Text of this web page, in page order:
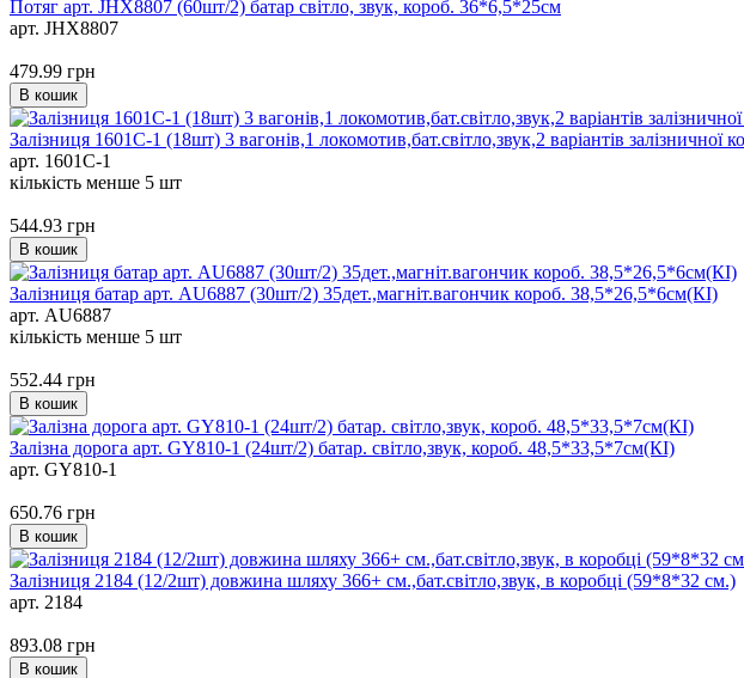
Потяг арт. JHX8807 (60шт/2) батар світло, звук, короб. 36*6,5*25см
арт. JHX8807
479.99 грн
В кошик
Залізниця 1601С-1 (18шт) 3 вагонів,1 локомотив,бат.світло,звук,2 варіантів залізничної
арт. 1601С-1
кількість менше 5 шт
544.93 грн
В кошик
Залізниця батар арт. AU6887 (30шт/2) 35дет.,магнiт.вагончик короб. 38,5*26,5*6см(КІ)
арт. AU6887
кількість менше 5 шт
552.44 грн
В кошик
Залізна дорога арт. GY810-1 (24шт/2) батар. світло,звук, короб. 48,5*33,5*7см(КІ)
арт. GY810-1
650.76 грн
В кошик
Залізниця 2184 (12/2шт) довжина шляху 366+ см.,бат.світло,звук, в коробці (59*8*32 см.)
арт. 2184
893.08 грн
В кошик